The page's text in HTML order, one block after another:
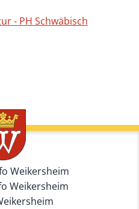
- PH Schwäbisch
Weikersheim
Weikersheim